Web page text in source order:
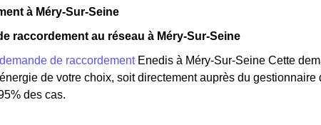
à Méry-Sur-Seine
raccordement au réseau à Méry-Sur-Seine
demande de raccordementEnedis à Méry-Sur-Seine Cette
de votre choix, soit directement auprès du
des cas.